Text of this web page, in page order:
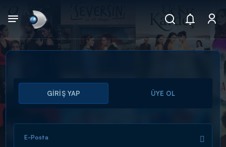
Arama
ARAMA SONUÇLARI
GİRİŞ YAP ÜYE OL
E-Posta